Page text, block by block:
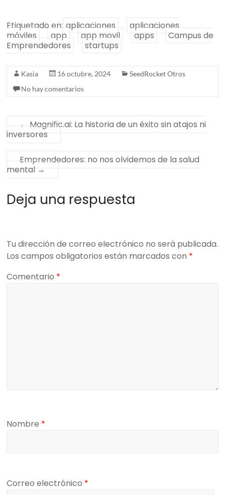
Etiquetado en: aplicaciones
aplicaciones
móviles
app app movil apps
Campus de
Emprendedores
startups
Kasia 16 octubre, 2024
SeedRocket Otros
No hay comentarios
←
Magnific.ai: La historia de un éxito sin atajos ni
inversores
Emprendedores: no nos olvidemos de la salud
mental →
Deja una respuesta
Tu dirección de correo electrónico no será publicada.
Los campos obligatorios están marcados con *
Comentario *
Nombre *
Correo electrónico *